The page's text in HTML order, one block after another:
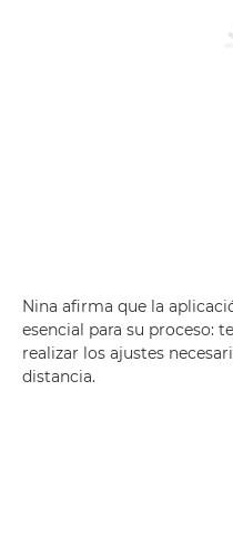
Nina afirma que la
esencial para su proceso:
realizar los ajustes
distancia.